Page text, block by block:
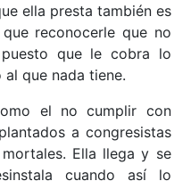
ella presta también es
reconocerle que no
que le cobra lo
que nada tiene.
el no cumplir con
a congresistas
Ella llega y se
cuando así lo